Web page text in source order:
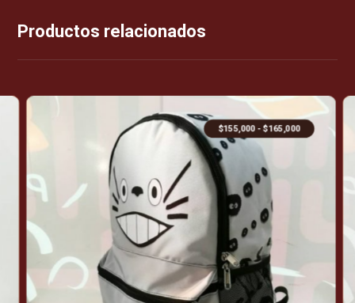
Productos relacionados
$155,000 - $165,000